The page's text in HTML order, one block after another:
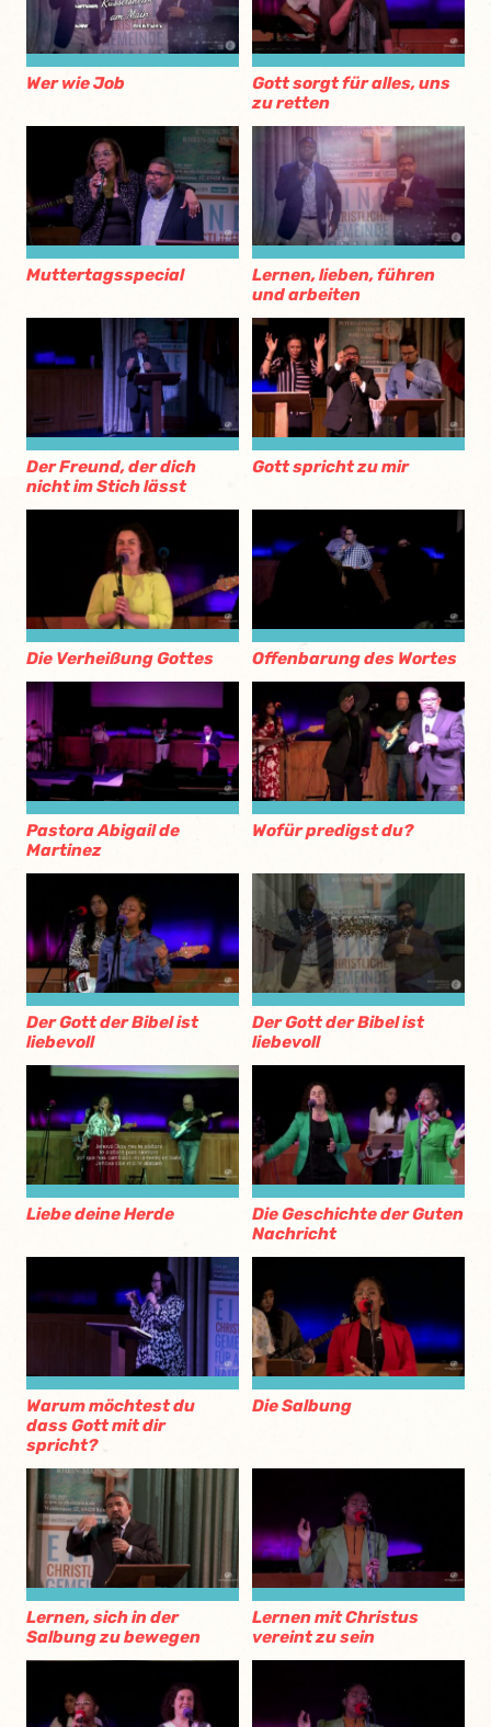
Wer wie Job
Gott sorgt für alles, uns
zu retten
Muttertagsspecial
Lernen, lieben, führen
und arbeiten
Der Freund, der dich
nicht im Stich lässt
Gott spricht zu mir
Die Verheißung Gottes Offenbarung des Wortes
Pastora Abigail de
Martinez
Wofür predigst du?
Der Gott der Bibel ist
liebevoll
Der Gott der Bibel ist
liebevoll
Liebe deine Herde
Die Geschichte der Guten
Nachricht
Warum möchtest du
dass Gott mit dir
spricht?
Die Salbung
Lernen, sich in der
Salbung zu bewegen
Lernen mit Christus
vereint zu sein